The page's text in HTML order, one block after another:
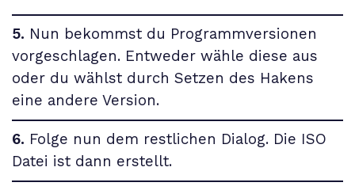
5. Nun bekommst du Programmversionen
vorgeschlagen. Entweder wähle diese aus
oder du wählst durch Setzen des Hakens
eine andere Version.
6. Folge nun dem restlichen Dialog. Die ISO
Datei ist dann erstellt.